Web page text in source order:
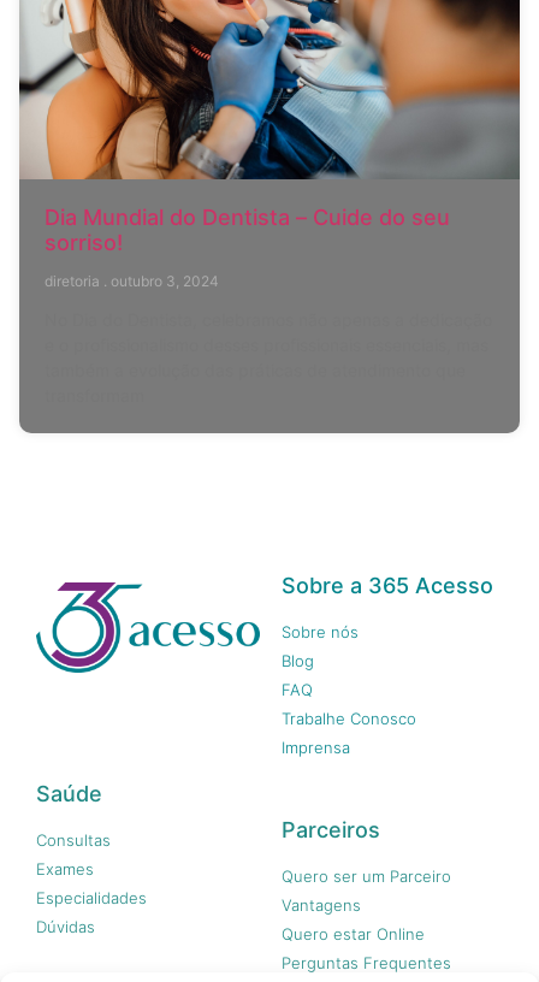
Dia Mundial do Dentista – Cuide do seu
sorriso!
diretoria outubro 3, 2024
Sobre a 365 Acesso
Sobre nós
Blog
FAQ
Trabalhe Conosco
Imprensa
Saúde
Consultas
Exames
Especialidades
Dúvidas
Parceiros
Quero ser um Parceiro
Vantagens
Quero estar Online
Perguntas Frequentes